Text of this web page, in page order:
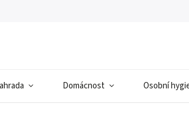
Domácnost Osobní